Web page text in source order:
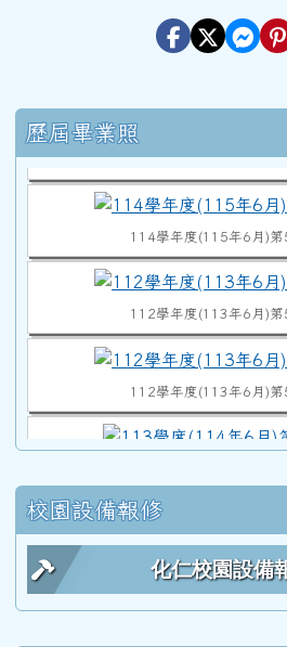
右邊區域內容
歷屆畢業照
114學年度(115年6月)第
113學度(114年6月)第
112學年度(113年6月)第
111學年度(112年6月)第
校園設備報修
化仁校園設備